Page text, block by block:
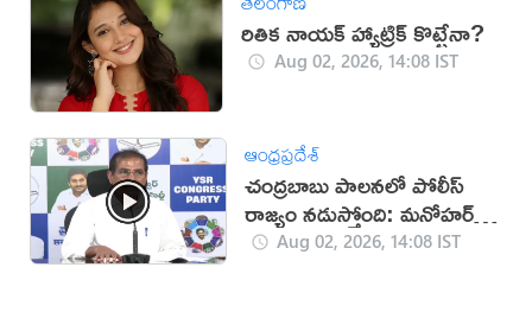
రితిక నాయక్ హ్యాట్రిక్ కొట్టేనా?
Aug 02, 2026, 14:08 IST
ఆంధ్రప్రదేశ్
చంద్రబాబు పాలనలో పోలీస్
రాజ్యం నడుస్తోంది: మనోహర్
రెడ్డి Aug 02, 2026, 14:08 IST